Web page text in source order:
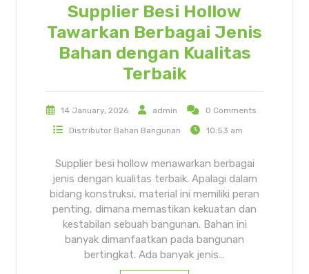
Supplier Besi Hollow
Tawarkan Berbagai Jenis
Bahan dengan Kualitas
Terbaik
14 January, 2026 admin 0 Comments
Distributor Bahan Bangunan 10:53 am
Supplier besi hollow menawarkan berbagai
jenis dengan kualitas terbaik. Apalagi dalam
bidang konstruksi, material ini memiliki peran
penting, dimana memastikan kekuatan dan
kestabilan sebuah bangunan. Bahan ini
banyak dimanfaatkan pada bangunan
bertingkat. Ada banyak jenis…